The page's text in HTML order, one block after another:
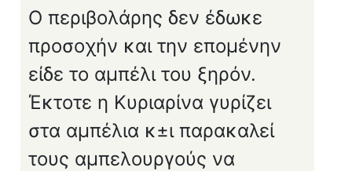
Ο περιβολάρης δεν έδωκε
προσοχήν και την επομένην
είδε το αμπέλι του ξηρόν.
Έκτοτε η Κυρια­ρίνα γυρίζει
στα αμπέλια κ±ι παρακαλεί
τους αμ­πελουργούς να